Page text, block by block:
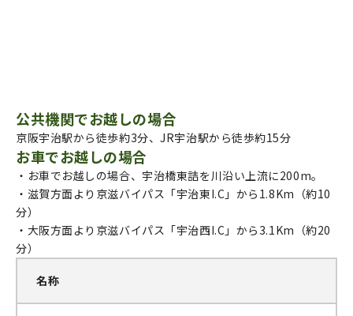
公共機関でお越しの場合
京阪宇治駅から徒歩約3分、JR宇治駅から徒歩約15分
お車でお越しの場合
・お車でお越しの場合、宇治橋東詰を川沿い上流に200m。
・滋賀方面より京滋バイパス「宇治東I.C」から1.8Km（約10
分）
・大阪方面より京滋バイパス「宇治西I.C」から3.1Km（約20
分）
名称